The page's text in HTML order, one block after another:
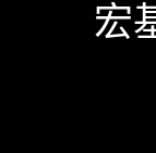
PCIe
宏